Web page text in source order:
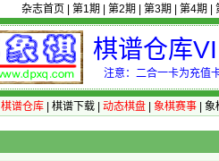
杂志首页 第1期 第2期 第3期 第4期
棋谱仓库
注意：二合一卡为充值
棋谱仓库| 棋谱下载| 动态棋盘| 象棋赛事| 象